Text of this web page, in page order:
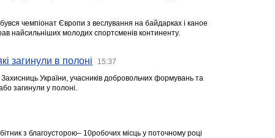
чемпіонат Європи з веслування на байдарках і каное
найсильніших молодих спортсменів континенту.
загинули в полоні 15:37
України, учасників добровольчих формувань та
загинули у полоні.
з благоусторою– 10робочих місць у поточному році